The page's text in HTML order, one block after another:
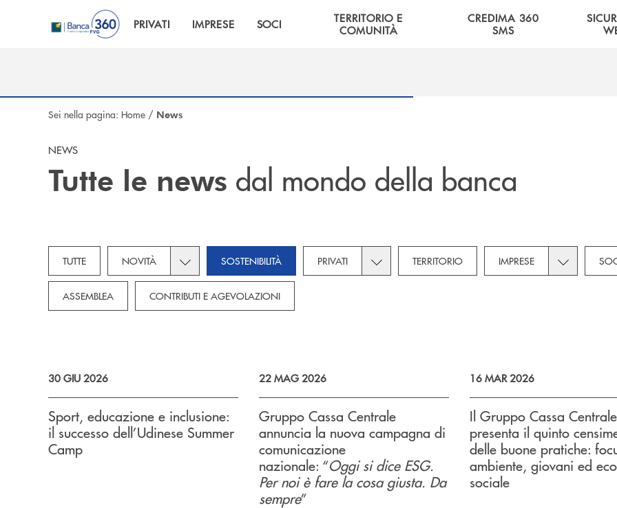
Salta al contenuto principale
PRIVATI IMPRESE SOCI
TERRITORIO E
COMUNITÀ
CREDIMA 360
SMS
Sei nella pagina: Home / News
NEWS
Tutte le news dal mondo della banca
TUTTE NOVITÀ Toggle subcategories dropdown for Novità
SOSTENIBILITÀ PRIVATI Toggle subcategories dropdown for Privati
TERRITORIO IMPRESE Toggle
ASSEMBLEA CONTRIBUTI E AGEVOLAZIONI
30 GIU 2026
Sport, educazione e inclusione:
il successo dell’Udinese Summer
Camp
22 MAG 2026
Gruppo Cassa Centrale
annuncia la nuova campagna di
comunicazione
nazionale: “Oggi si dice ESG.
Per noi è fare la cosa giusta. Da
sempre”
16 MAR 2026
Il Gruppo Cassa Centrale
presenta il quinto
delle buone pratiche:
ambiente, giovani ed
sociale